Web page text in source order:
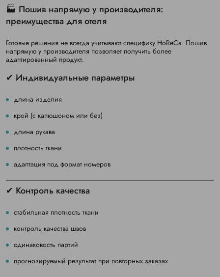
🏭 Пошив напрямую у производителя:
преимущества для отеля
Готовые решения не всегда учитывают специфику HoReCa. Пошив
напрямую у производителя позволяет получить более
адаптированный продукт.
✔ Индивидуальные параметры
длина изделия
крой (с капюшоном или без)
длина рукава
плотность ткани
адаптация под формат номеров
✔ Контроль качества
стабильная плотность ткани
контроль качества швов
одинаковость партий
прогнозируемый результат при повторных заказах